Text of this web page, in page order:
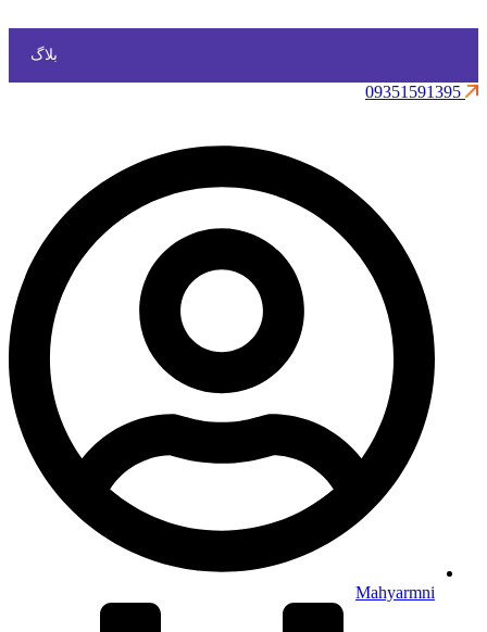
بلاگ
09351591395
Mahyarmni